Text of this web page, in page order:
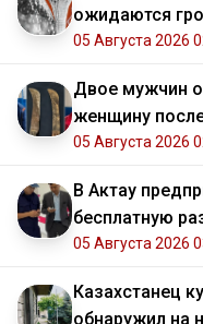
ожидаются
05 Августа 2026
Двое мужчин
женщину
05 Августа 2026
В Актау
бесплатную
05 Августа 2026
Казахстанец
обнаружил на